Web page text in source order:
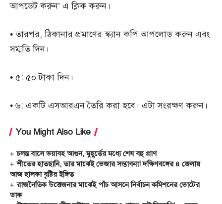
আপডেট করুন’ এ ক্লিক করুন।
• তারপর, ঠিকানার প্রমাণের স্ক্যান কপি আপলোড করুন এবং
সম্মতি দিন।
• ৫: ৫০ টাকা দিন।
• ৬: একটি এসআরএন তৈরি করা হবে। এটা সংরক্ষণ করুন।
You Might Also Like
চলন্ত বাসে ভয়াবহ আগুন, মুহূর্তের মধ্যে শেষ বহু প্রাণ
শীতের হাতছানি, তার মাঝেই ভেজার সম্ভাবনা! দক্ষিণবঙ্গের ৪ জেলায়
আজ হালকা বৃষ্টির ইঙ্গিত
রাজনৈতিক উত্তেজনার মাঝেই পাঁচ আসনে নির্বাচন কমিশনের ভোটের
ডাক